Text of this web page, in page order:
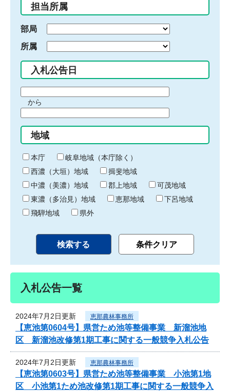
力
担当所属
部局
所属
入札公告日
間
始
り
から
間
終
わ
り
地域
本庁
岐阜地域（本庁除く）
西濃（大垣）地域
揖斐地域
中濃（美濃）地域
郡上地域
可茂地域
東濃（多治見）地域
恵那地域
下呂地域
飛騨地域
県外
入札公告一覧
2024年7月2日更新 恵那農林事務所
【恵池第0604号】県営ため池等整備事業 新溜池地
区 新溜池改修第1期工事に関する一般競争入札公告
2024年7月2日更新 恵那農林事務所
【恵池第0603号】県営ため池等整備事業 小池第1地
区 小池第1ため池改修第1期工事に関する一般競争入